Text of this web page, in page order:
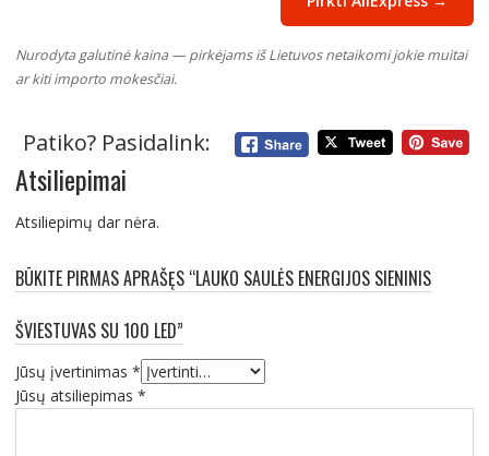
Nurodyta galutinė kaina — pirkėjams iš Lietuvos netaikomi jokie muitai
ar kiti importo mokesčiai.
Patiko? Pasidalink:
Atsiliepimai
Atsiliepimų dar nėra.
BŪKITE PIRMAS APRAŠĘS “LAUKO SAULĖS ENERGIJOS SIENINIS
ŠVIESTUVAS SU 100 LED”
Jūsų įvertinimas *
Jūsų atsiliepimas *